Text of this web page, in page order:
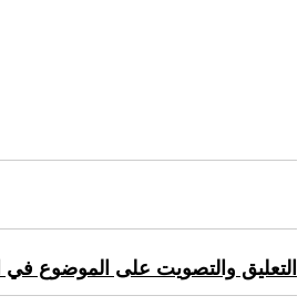
التعليق والتصويت على الموضوع في